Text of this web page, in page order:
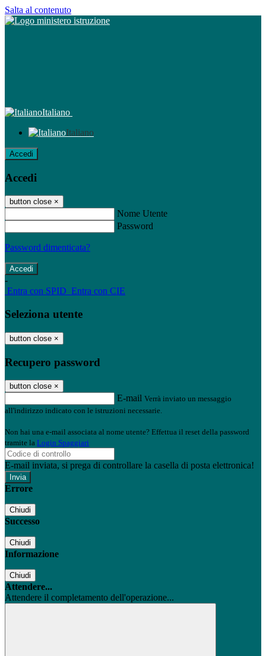
Salta al contenuto
Italiano
Italiano
Accedi
Accedi
button close ×
Nome Utente
Password
Password dimenticata?
-
Entra con SPID Entra con CIE
Seleziona utente
button close ×
Recupero password
button close ×
E-mail Verrà inviato un messaggio
all'indirizzo indicato con le istruzioni necessarie.
Non hai una e-mail associata al nome utente? Effettua il reset della password
tramite la Login Spaggiari
E-mail inviata, si prega di controllare la casella di posta elettronica!
Errore
Chiudi
Successo
Chiudi
Informazione
Chiudi
Attendere...
Attendere il completamento dell'operazione...